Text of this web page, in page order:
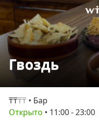
Гвоздь
₸₸₸₸ • Бар
Открыто • 11:00-23:00